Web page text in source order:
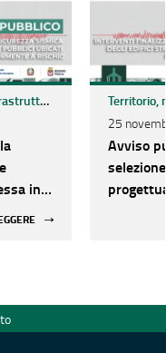
Territorio, mobilità e infrastrutture
in
25
Avviso